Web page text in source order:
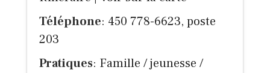
Téléphone: 450 778-6623, poste
203
Pratiques: Famille / jeunesse /